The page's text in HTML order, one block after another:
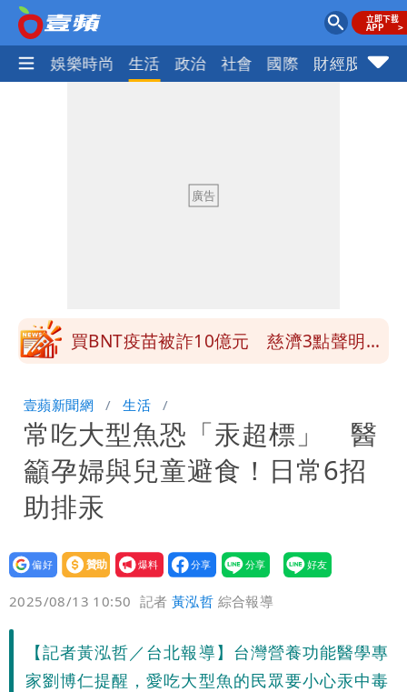
熱門 娛樂時尚 生活 政治 社會 國際 財經股市
當年缺疫苗缺快篩缺口罩 王鴻薇：陳時
很多謹慎判斷當時未被理解
買BNT疫苗被詐10億元 慈濟3點聲明：
團有機會詐騙慈濟的就是民進黨
營建署前處長收廠商百萬賄款 終判3年
8月將入監
當年缺疫苗缺快篩缺口罩 王鴻薇：陳時
中哪來勇氣要別人道歉
壹蘋新聞網 生活
常吃大型魚恐「汞超標」 醫
籲孕婦與兒童避食！日常6招
助排汞
設為
贊助
我要
爆料
2025/08/13 10:50 記者黃泓哲 綜合報導
【記者黃泓哲／台北報導】台灣營養功能醫學專
家劉博仁提醒，愛吃大型魚的民眾要小心汞中毒